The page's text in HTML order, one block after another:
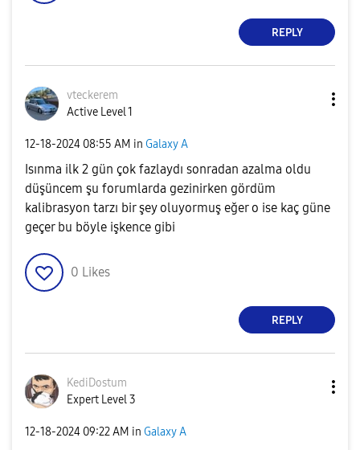
REPLY
vteckerem
Active Level 1
‎12-18-2024 08:55 AM in Galaxy A
Isınma ilk 2 gün çok fazlaydı sonradan azalma oldu
düşüncem şu forumlarda gezinirken gördüm
kalibrasyon tarzı bir şey oluyormuş eğer o ise kaç güne
geçer bu böyle işkence gibi
0 Likes
REPLY
KediDostum
Expert Level 3
‎12-18-2024 09:22 AM in Galaxy A